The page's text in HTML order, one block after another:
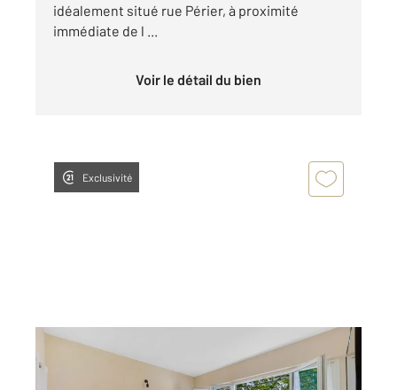
idéalement situé rue Périer, à proximité
immédiate de l ...
Voir le détail du bien
Exclusivité
MONTROUGE 92